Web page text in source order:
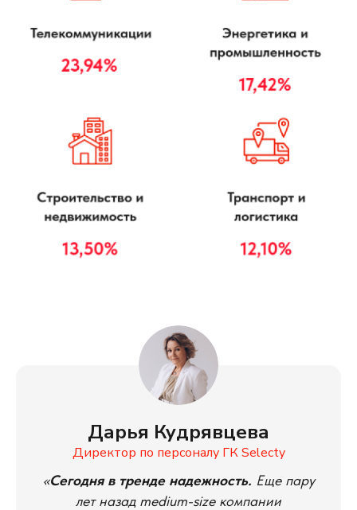
Дарья Кудрявцева
Директор по персоналу ГК Selecty
«Сегодня в тренде надежность. Еще пару
лет назад medium-size компании